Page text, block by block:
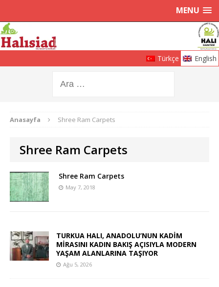
MENU
Türkçe English
Anasayfa Shree Ram Carpets
Shree Ram Carpets
Shree Ram Carpets
May 7, 2018
TURKUA HALI, ANADOLU’NUN KADİM
MİRASINI KADIN BAKIŞ AÇISIYLA MODERN
YAŞAM ALANLARINA TAŞIYOR
Ağu 5, 2026